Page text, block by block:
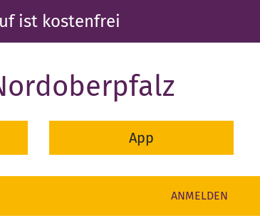
ist kostenfrei
App
ANMELDEN